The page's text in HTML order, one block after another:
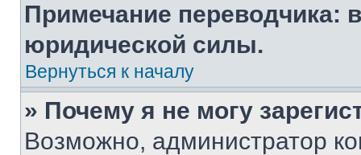
Примечание переводчика:
юридической силы.
Вернуться к началу
» Почему я не могу
Возможно, администратор